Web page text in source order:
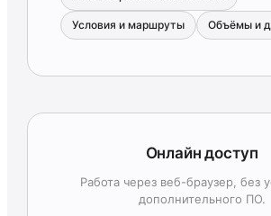
Условия и маршруты Объёмы и
Онлайн доступ
Работа через веб-браузер, без
дополнительного ПО.